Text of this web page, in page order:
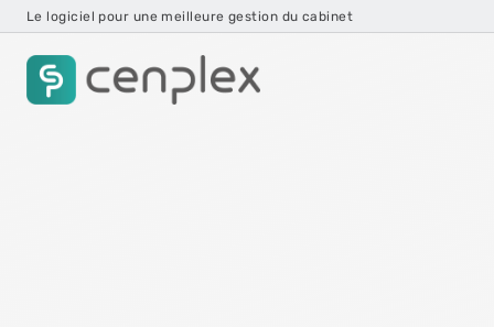
Le logiciel pour une meilleure gestion du cabinet